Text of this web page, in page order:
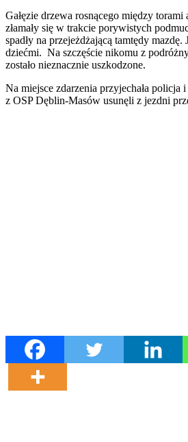
Gałęzie drzewa rosnącego między
złamały się w trakcie porywistych
spadły na przejeżdżającą tamtędy mazdę.
dziećmi. Na szczęście nikomu z
zostało nieznacznie uszkodzone.
Na miejsce zdarzenia przyjechała policja
z OSP Dęblin-Masów usunęli z jezdni